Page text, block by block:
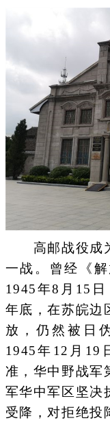
高邮战役成为
一战。曾经《
1945年8月15
年底，在苏皖边
放，仍然被日
1945年12月19
准，华中野战军
军华中军区坚决
受降，对拒绝投